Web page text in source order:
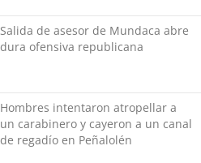
Salida de asesor de Mundaca abre
dura ofensiva republicana
Hombres intentaron atropellar a
un carabinero y cayeron a un canal
de regadío en Peñalolén